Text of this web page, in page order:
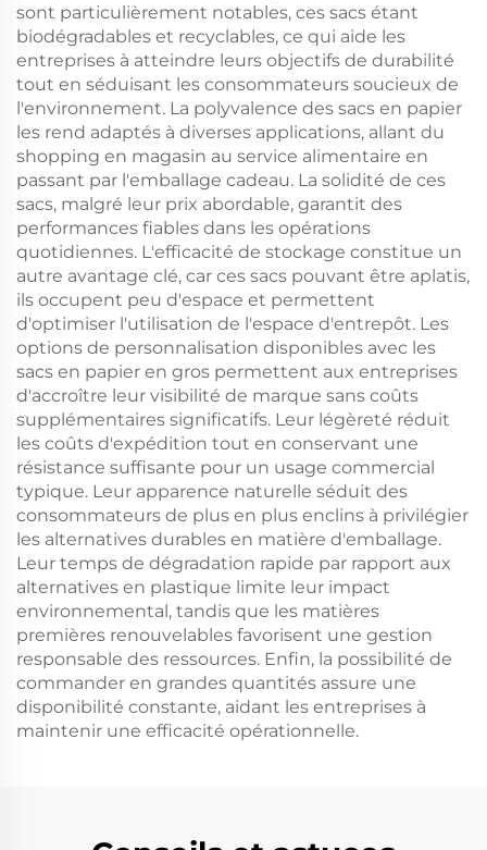
sont particulièrement notables, ces sacs étant
biodégradables et recyclables, ce qui aide les
entreprises à atteindre leurs objectifs de durabilité
tout en séduisant les consommateurs soucieux de
l'environnement. La polyvalence des sacs en papier
les rend adaptés à diverses applications, allant du
shopping en magasin au service alimentaire en
passant par l'emballage cadeau. La solidité de ces
sacs, malgré leur prix abordable, garantit des
performances fiables dans les opérations
quotidiennes. L'efficacité de stockage constitue un
autre avantage clé, car ces sacs pouvant être aplatis,
ils occupent peu d'espace et permettent
d'optimiser l'utilisation de l'espace d'entrepôt. Les
options de personnalisation disponibles avec les
sacs en papier en gros permettent aux entreprises
d'accroître leur visibilité de marque sans coûts
supplémentaires significatifs. Leur légèreté réduit
les coûts d'expédition tout en conservant une
résistance suffisante pour un usage commercial
typique. Leur apparence naturelle séduit des
consommateurs de plus en plus enclins à privilégier
les alternatives durables en matière d'emballage.
Leur temps de dégradation rapide par rapport aux
alternatives en plastique limite leur impact
environnemental, tandis que les matières
premières renouvelables favorisent une gestion
responsable des ressources. Enfin, la possibilité de
commander en grandes quantités assure une
disponibilité constante, aidant les entreprises à
maintenir une efficacité opérationnelle.